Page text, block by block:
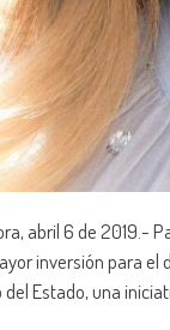
abril 6 de 2019.-
inversión para el
del Estado, una